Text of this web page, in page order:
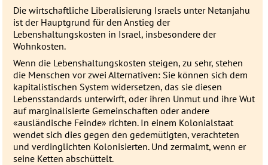
Die wirtschaftliche Liberalisierung Israels unter Netanjahu
ist der Hauptgrund für den Anstieg der
Lebenshaltungskosten in Israel, insbesondere der
Wohnkosten.
Wenn die Lebenshaltungskosten steigen, zu sehr, stehen
die Menschen vor zwei Alternativen: Sie können sich dem
kapitalistischen System widersetzen, das sie diesen
Lebensstandards unterwirft, oder ihren Unmut und ihre Wut
auf marginalisierte Gemeinschaften oder andere
«ausländische Feinde» richten. In einem Kolonialstaat
wendet sich dies gegen den gedemütigten, verachteten
und verdinglichten Kolonisierten. Und zermalmt, wenn er
seine Ketten abschüttelt.